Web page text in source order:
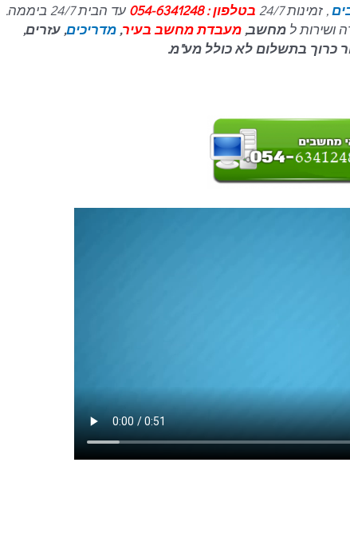
, זמינות 24/7 בטלפון : 054-6341248
עד הבית 24/7 ביממה.
ושירות ל מחשב, מעבדת מחשב בעיר, מדריכים, עזרים,
כרוך בתשלום לא כולל מע"מ.